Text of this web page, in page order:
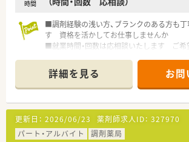
時間
■調剤経験の浅い方、ブランクのある方も
す 資格を活かしてお仕事しませんか
■就業時間・回数は応相談いたします ご希
手企業です
電子薬歴、監査システムなどの設備も整え
務に取り組めます。
詳細を見る お問
更新日： 2026/06/23 薬剤師求人ID： 327970
パート・アルバイト
調剤薬局